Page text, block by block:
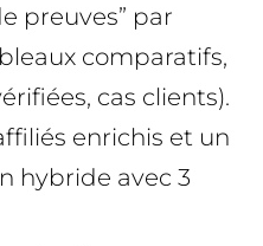
preuves” par
comparatifs,
cas clients).
enrichis et un
hybride avec 3